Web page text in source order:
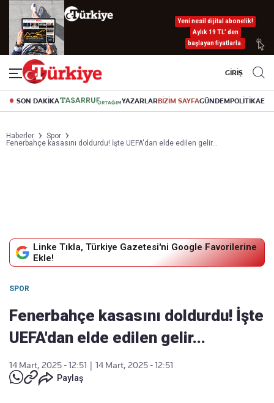
Yeni nesil dijital abonelik!
Aylık 19 TL’ den
başlayan fiyatlarla.
GİRİŞ
SON DAKİKA YAZARLARBİZİM SAYFAGÜNDEMPOLİTİKA
Haberler
Spor
Fenerbahçe kasasını doldurdu! İşte UEFA'dan elde edilen gelir...
Linke Tıkla, Türkiye Gazetesi'ni Google Favorilerine
Ekle!
SPOR
Fenerbahçe kasasını doldurdu! İşte
UEFA'dan elde edilen gelir...
14 Mart, 2025 - 12:51
14 Mart, 2025 - 12:51
Paylaş